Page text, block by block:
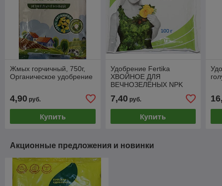
Жмых горчичный, 750г,
Органическое удобрение
4,90 руб.
Купить
Удобрение Fertika
ХВОЙНОЕ ДЛЯ
ВЕЧНОЗЕЛЁНЫХ NPK
7,40руб.
Купить
Акционные предложения и новинки